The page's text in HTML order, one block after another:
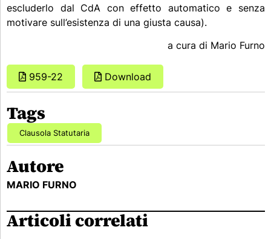
escluderlo dal CdA con effetto automatico e senza
motivare sull’esistenza di una giusta causa).
a cura di Mario Furno
959-22 Download
Tags
Clausola Statutaria
Autore
MARIO FURNO
Articoli correlati